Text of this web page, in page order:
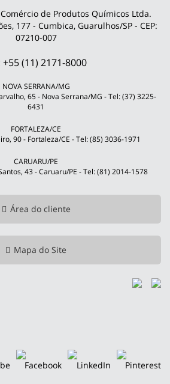
de Produtos Químicos Ltda.
177 - Cumbica, Guarulhos/SP - CEP:
07210-007
+55 (11) 2171-8000
NOVA SERRANA/MG
65 - Nova Serrana/MG - Tel: (37) 3225-
6431
FORTALEZA/CE
90 - Fortaleza/CE - Tel: (85) 3036-1971
CARUARU/PE
43 - Caruaru/PE - Tel: (81) 2014-1578
Área do cliente
Mapa do Site